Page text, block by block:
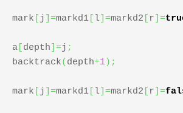
mark
j =markd1 l =markd2 r =
a
depth =j ;
backtrack
( depth+1) ;
mark
j =markd1 l =markd2 r =